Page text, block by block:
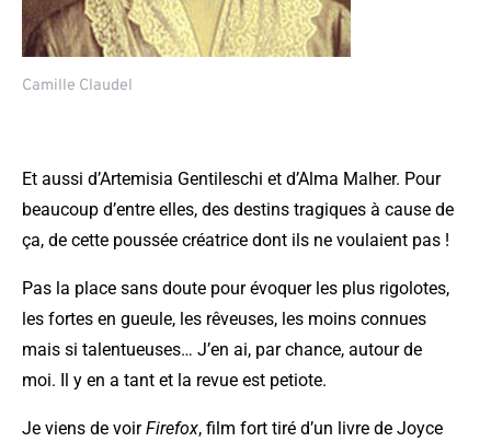
Camille Claudel
Et aussi d’Artemisia Gentileschi et d’Alma Malher. Pour
beaucoup d’entre elles, des destins tragiques à cause de
ça, de cette poussée créatrice dont ils ne voulaient pas !
Pas la place sans doute pour évoquer les plus rigolotes,
les fortes en gueule, les rêveuses, les moins connues
mais si talentueuses… J’en ai, par chance, autour de
moi. Il y en a tant et la revue est petiote.
Je viens de voirFirefox, film fort tiré d’un livre de Joyce